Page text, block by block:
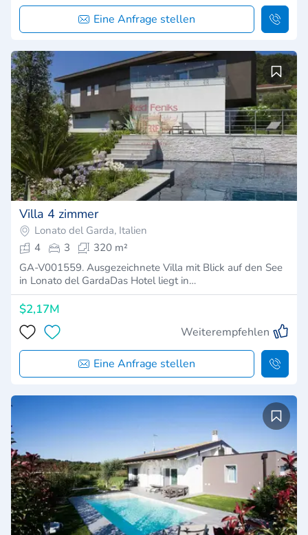
Eine Anfrage stellen
Villa 4 zimmer
Lonato del Garda, Italien
4
3
320 m²
GA-V001559. Ausgezeichnete Villa mit Blick auf den See
in Lonato del GardaDas Hotel liegt in…
$2,17M
Weiterempfehlen
Eine Anfrage stellen